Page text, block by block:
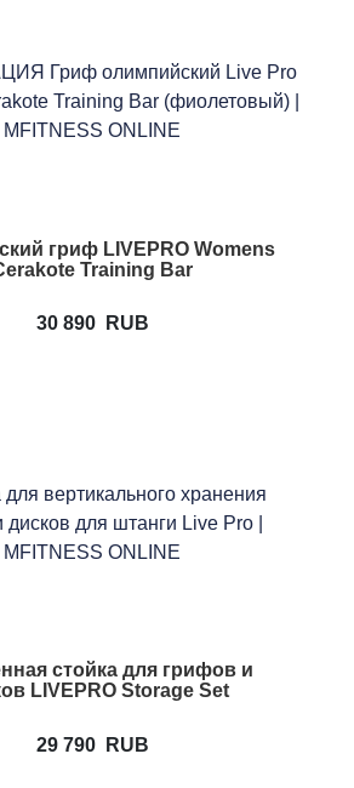
гриф LIVEPRO Womens
Training Bar
30 890 RUB
стойка для грифов и
LIVEPRO Storage Set
29 790 RUB